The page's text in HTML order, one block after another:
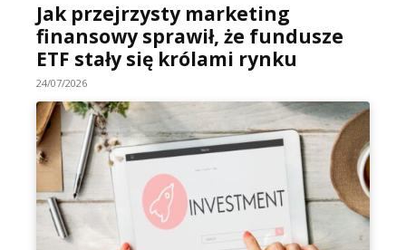
Jak przejrzysty marketing
finansowy sprawił, że fundusze
ETF stały się królami rynku
24/07/2026